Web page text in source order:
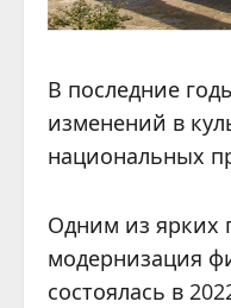
В последние
изменений в
национальных
Одним из ярких
модернизация
состоялась в